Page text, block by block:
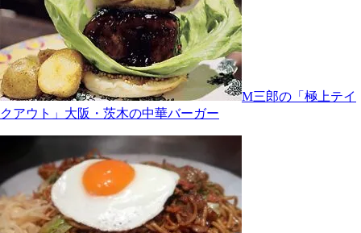
M三郎の「極上テイ
クアウト」大阪・茨木の中華バーガー